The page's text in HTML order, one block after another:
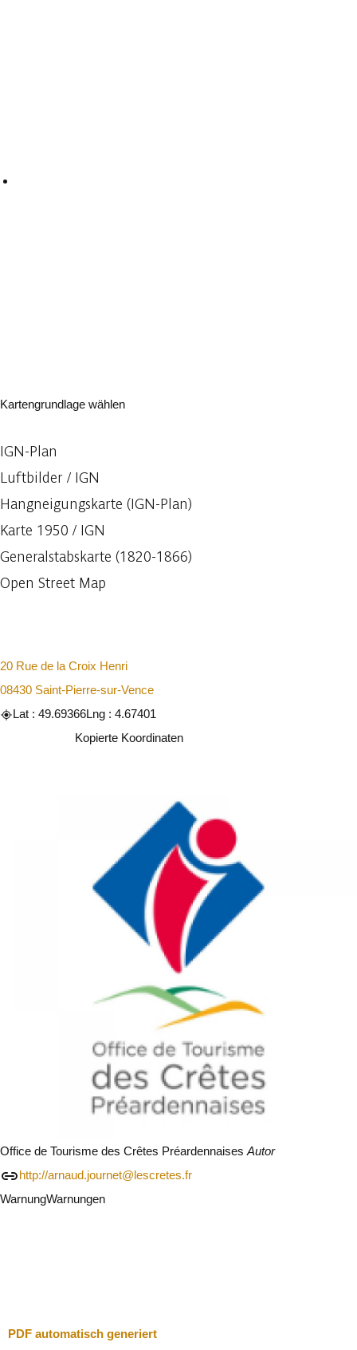
Kartengrundlage wählen
IGN-Plan
Luftbilder / IGN
Hangneigungskarte (IGN-Plan)
Karte 1950 / IGN
Generalstabskarte (1820-1866)
Open Street Map
20 Rue de la Croix Henri
08430 Saint-Pierre-sur-Vence
Lat : 49.69366Lng : 4.67401
Kopierte Koordinaten
Office de Tourisme des Crêtes PréardennaisesAutor
http://arnaud.journet@lescretes.fr
WarnungWarnungen
PDF automatisch generiert